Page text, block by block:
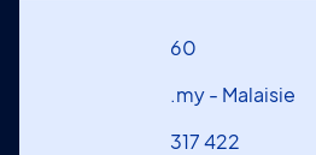
60
.my - Malaisie
317 422